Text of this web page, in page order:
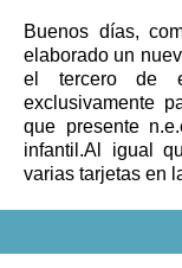
Buenos días,
elaborado un
el tercero de
exclusivamente
que presente
infantil.Al igual
varias tarjetas en